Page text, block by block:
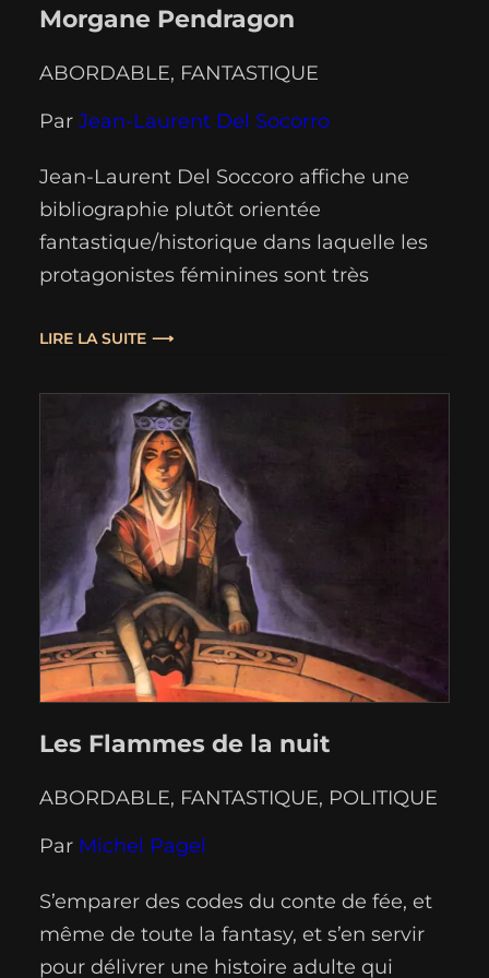
Morgane Pendragon
ABORDABLE, FANTASTIQUE
Par Jean-Laurent Del Socorro
Jean-Laurent Del Soccoro affiche une
bibliographie plutôt orientée
fantastique/historique dans laquelle les
protagonistes féminines sont très
s'attaque alors à la Légende de la Table
souvent le mauvais rôle dans la geste
arthurienne : Morgane, la sorcière, qui
semble toujours en vouloir à…
LIRE LA SUITE
Les Flammes de la nuit
ABORDABLE, FANTASTIQUE, POLITIQUE
Par Michel Pagel
S’emparer des codes du conte de fée, et
même de toute la fantasy, et s’en servir
pour délivrer une histoire adulte qui